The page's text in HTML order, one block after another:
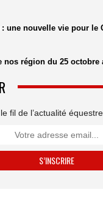
: une nouvelle vie pour le
nos région du 25 octobre
fil de l’actualité équestre